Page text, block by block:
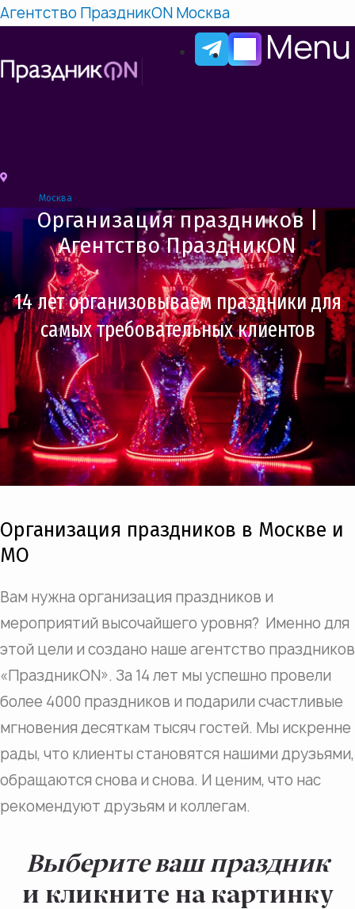
Агентство ПраздникON Москва
Menu
Москва
Организация праздников |
Агентство ПраздникON
14 лет организовываем праздники для
самых требовательных клиентов
Организация праздников в Москве и
МО
Вам нужна организация праздников и
мероприятий высочайшего уровня? Именно для
этой цели и создано наше агентство праздников
«ПраздникON». За 14 лет мы успешно провели
более 4000 праздников и подарили счастливые
мгновения десяткам тысяч гостей. Мы искренне
рады, что клиенты становятся нашими друзьями,
обращаются снова и снова. И ценим, что нас
рекомендуют друзьям и коллегам.
Выберите ваш праздник
и кликните на картинку